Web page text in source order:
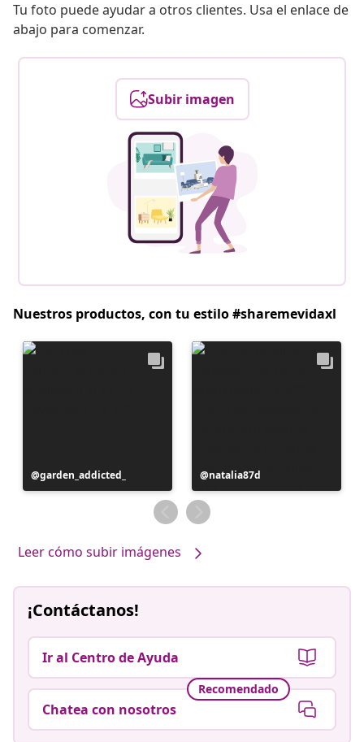
Tu foto puede ayudar a otros clientes. Usa el enlace de
abajo para comenzar.
Subir imagen
Nuestros productos, con tu estilo #sharemevidaxl
Publicación
realizada
garden_addicted_
Publicación
realizada
por
natalia87d
Leer cómo subir imágenes
¡Contáctanos!
Ir al Centro de Ayuda
Recomendado
Chatea con nosotros